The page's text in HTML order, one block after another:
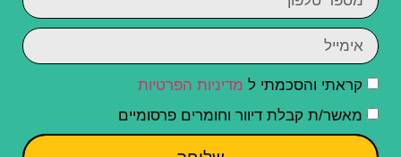
קראתי והסכמתי ל מדיניות הפרטיות
מאשר/ת קבלת דיוור וחומרים פרסומיים